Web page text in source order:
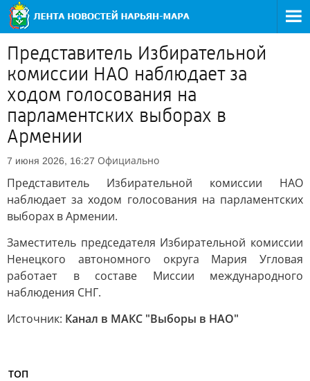
Представитель Избирательной
комиссии НАО наблюдает за
ходом голосования на
парламентских выборах в
Армении
7 июня 2026, 16:27 Официально
Представитель Избирательной комиссии НАО
наблюдает за ходом голосования на парламентских
выборах в Армении.
Заместитель председателя Избирательной комиссии
Ненецкого автономного округа Мария Угловая
работает в составе Миссии международного
наблюдения СНГ.
Источник: Канал в МАКС "Выборы в НАО"
ТОП